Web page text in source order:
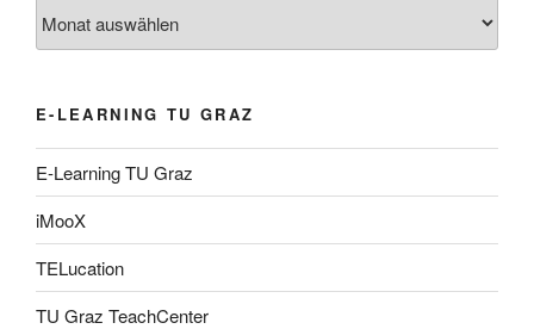
E-LEARNING TU GRAZ
E-Learning TU Graz
iMooX
TELucation
TU Graz TeachCenter